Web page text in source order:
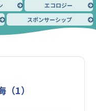
エコロジー
スポンサーシップ
1）